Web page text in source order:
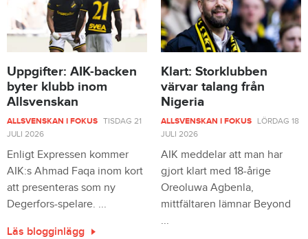
Uppgifter: AIK-backen
byter klubb inom
Allsvenskan
ALLSVENSKAN I FOKUS TISDAG 21
JULI 2026
Enligt Expressen kommer
AIK:s Ahmad Faqa inom kort
att presenteras som ny
Degerfors-spelare. ...
Läs blogginlägg
Klart: Storklubben
värvar talang från
Nigeria
ALLSVENSKAN I FOKUS
LÖRDAG 18
JULI 2026
AIK meddelar att man har
gjort klart med 18-årige
Oreoluwa Agbenla,
mittfältaren lämnar Beyond
...